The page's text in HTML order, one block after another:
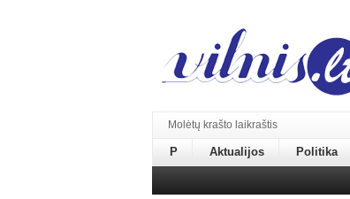
Molėtų krašto laikraštis
P Aktualijos Politika